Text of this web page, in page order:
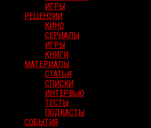
ИГРЫ
РЕЦЕНЗИИ
КИНО
СЕРИАЛЫ
ИГРЫ
КНИГИ
МАТЕРИАЛЫ
СТАТЬИ
СПИСКИ
ИНТЕРВЬЮ
ТЕСТЫ
ПОДКАСТЫ
СОБЫТИЯ